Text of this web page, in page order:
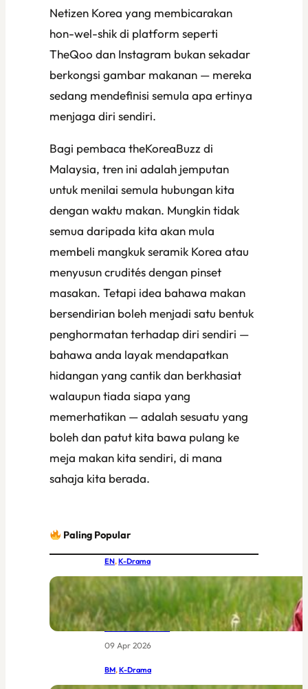
Netizen Korea yang membicarakan
hon-wel-shik di platform seperti
TheQoo dan Instagram bukan sekadar
berkongsi gambar makanan — mereka
sedang mendefinisi semula apa ertinya
menjaga diri sendiri.
Bagi pembaca theKoreaBuzz di
Malaysia, tren ini adalah jemputan
untuk menilai semula hubungan kita
dengan waktu makan. Mungkin tidak
semua daripada kita akan mula
membeli mangkuk seramik Korea atau
menyusun crudités dengan pinset
masakan. Tetapi idea bahawa makan
bersendirian boleh menjadi satu bentuk
penghormatan terhadap diri sendiri —
bahawa anda layak mendapatkan
hidangan yang cantik dan berkhasiat
walaupun tiada siapa yang
memerhatikan — adalah sesuatu yang
boleh dan patut kita bawa pulang ke
meja makan kita sendiri, di mana
sahaja kita berada.
Paling Popular
EN, K-Drama
IU and Byeon Woo-seok Together at
Last: MBC’s New Joseon Drama Had
the World Buzzing Before Episode
One Even Aired
09 Apr 2026
BM, K-Drama